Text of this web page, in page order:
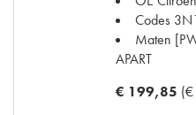
Codes
Maten
APART
€ 199,85